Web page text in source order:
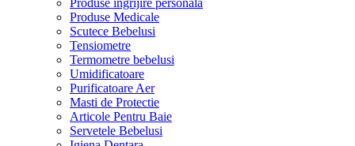
Produse ingrijire personala
Produse Medicale
Scutece Bebelusi
Tensiometre
Termometre bebelusi
Umidificatoare
Purificatoare Aer
Masti de Protectie
Articole Pentru Baie
Servetele Bebelusi